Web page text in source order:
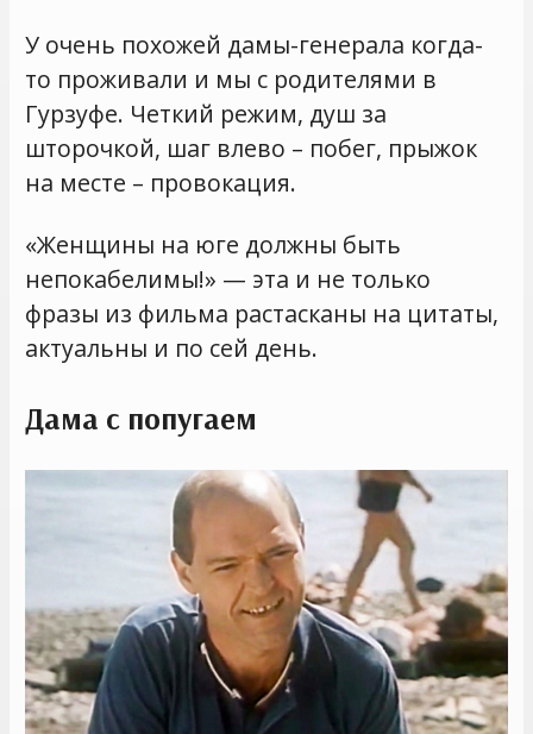
У очень похожей дамы-генерала когда-
то проживали и мы с родителями в
Гурзуфе. Четкий режим, душ за
шторочкой, шаг влево – побег, прыжок
на месте – провокация.
«Женщины на юге должны быть
непокабелимы!» — эта и не только
фразы из фильма растасканы на цитаты,
актуальны и по сей день.
Дама с попугаем